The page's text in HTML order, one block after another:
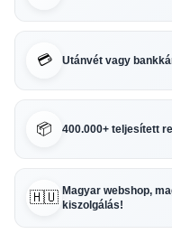
💳 Utánvét vagy
📦 400.000+ teljesített
🇭🇺 Magyar webshop,
kiszolgálás!